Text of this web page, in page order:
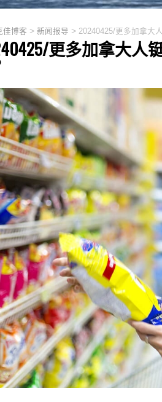
佳博客 > 新闻报导 > 20240425/更多加拿大
更多加拿大人